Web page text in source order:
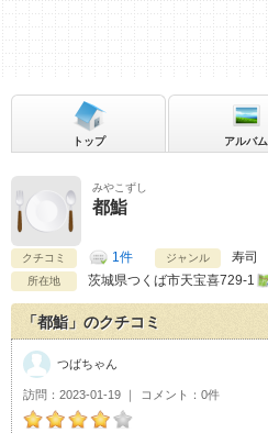
みやこずし
都鮨
クチコミ 1件 ジャンル 寿司
所在地 茨城県つくば市天宝喜729-1
トップ アルバム
「都鮨」のクチコミ
訪問 2023-01-19 コメント 0件
つばちゃん